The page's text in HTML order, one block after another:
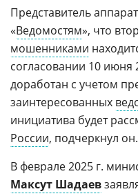
Представитель
«Ведомостям», что
мошенниками
согласовании 10 июня
доработан с учетом
заинтересованных
инициатива будет
России, подчеркнул он.
В феврале 2025 г.
Максут Шадаев